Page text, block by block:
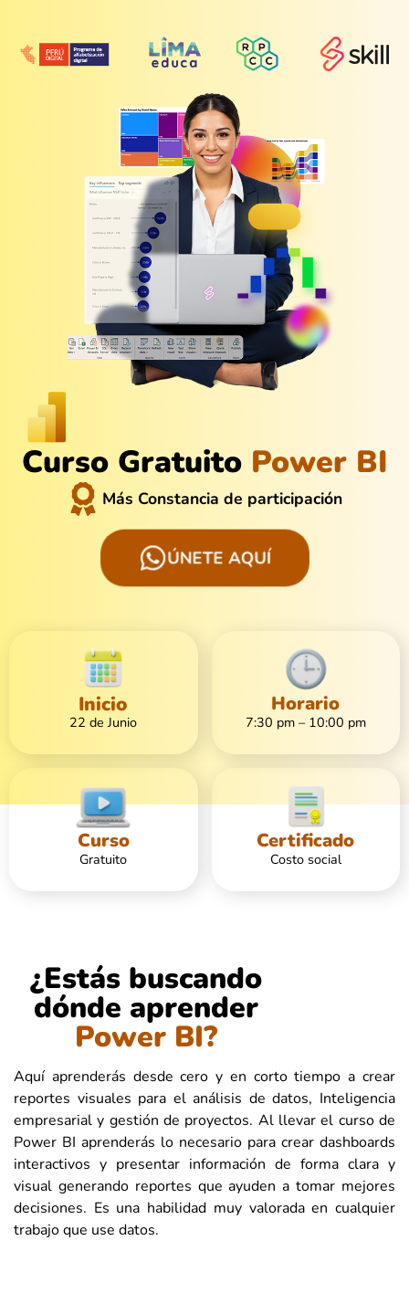
Curso Gratuito Power BI
Más Constancia de participación
ÚNETE AQUÍ
Inicio
22 de Junio
Horario
7:30 pm – 10:00 pm
Curso
Gratuito
Certificado
Costo social
¿Estás buscando
dónde aprender
Power BI?
Aquí aprenderás desde cero y en corto tiempo a crear
reportes visuales para el análisis de datos, Inteligencia
empresarial y gestión de proyectos. Al llevar el curso de
Power BI aprenderás lo necesario para crear dashboards
interactivos y presentar información de forma clara y
visual generando reportes que ayuden a tomar mejores
decisiones. Es una habilidad muy valorada en cualquier
trabajo que use datos.